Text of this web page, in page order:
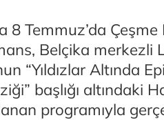
8 Temmuz’da Çeşme
Belçika merkezli
“Yıldızlar Altında
başlığı altındaki
programıyla